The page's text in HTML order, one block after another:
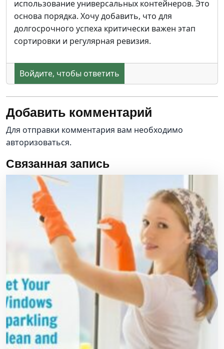
использование универсальных контейнеров. Это
основа порядка. Хочу добавить, что для
долгосрочного успеха критически важен этап
сортировки и регулярная ревизия.
Войдите, чтобы ответить
Добавить комментарий
Для отправки комментария вам необходимо
авторизоваться.
Связанная запись